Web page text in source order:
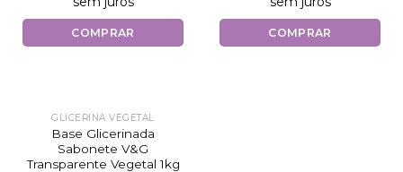
COMPRAR COMPRAR
GLICERINA VEGETAL
Base Glicerinada
Sabonete V&G
Transparente Vegetal 1kg